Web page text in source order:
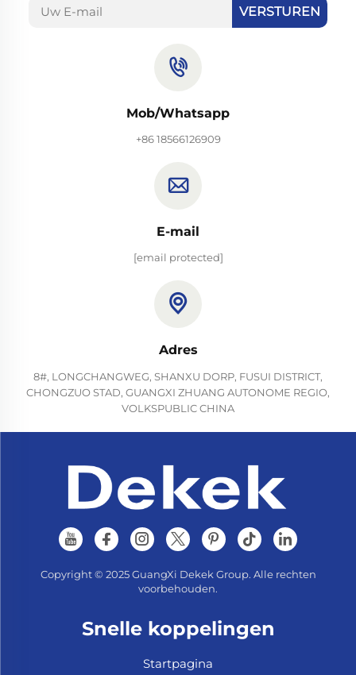
VERSTUREN
Mob/Whatsapp
+86 18566126909
E-mail
[email protected]
Adres
8#, LONGCHANGWEG, SHANXU DORP, FUSUI DISTRICT,
CHONGZUO STAD, GUANGXI ZHUANG AUTONOME REGIO,
VOLKSPUBLIC CHINA
Copyright © 2025 GuangXi Dekek Group. Alle rechten
voorbehouden.
Snelle koppelingen
Startpagina